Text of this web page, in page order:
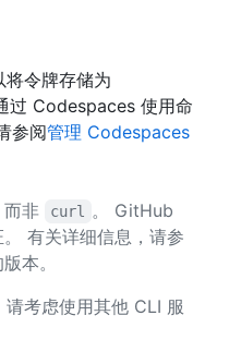
令牌存储为
过 Codespaces 使用命
参阅管理 Codespaces
非 curl
。 GitHub
有关详细信息，请参
本。
考虑使用其他 CLI 服